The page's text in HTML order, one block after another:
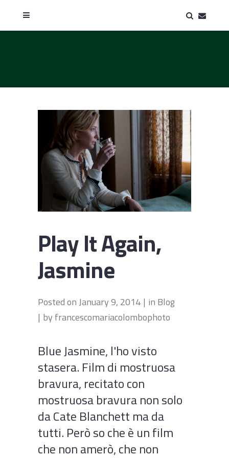
Play It Again,
Jasmine
Posted onJanuary 9, 2014 in Blog
by francescomariacolombophoto
Blue Jasmine, l'ho visto
stasera. Film di mostruosa
bravura, recitato con
mostruosa bravura non solo
da Cate Blanchett ma da
tutti. Però so che è un film
che non amerò, che non